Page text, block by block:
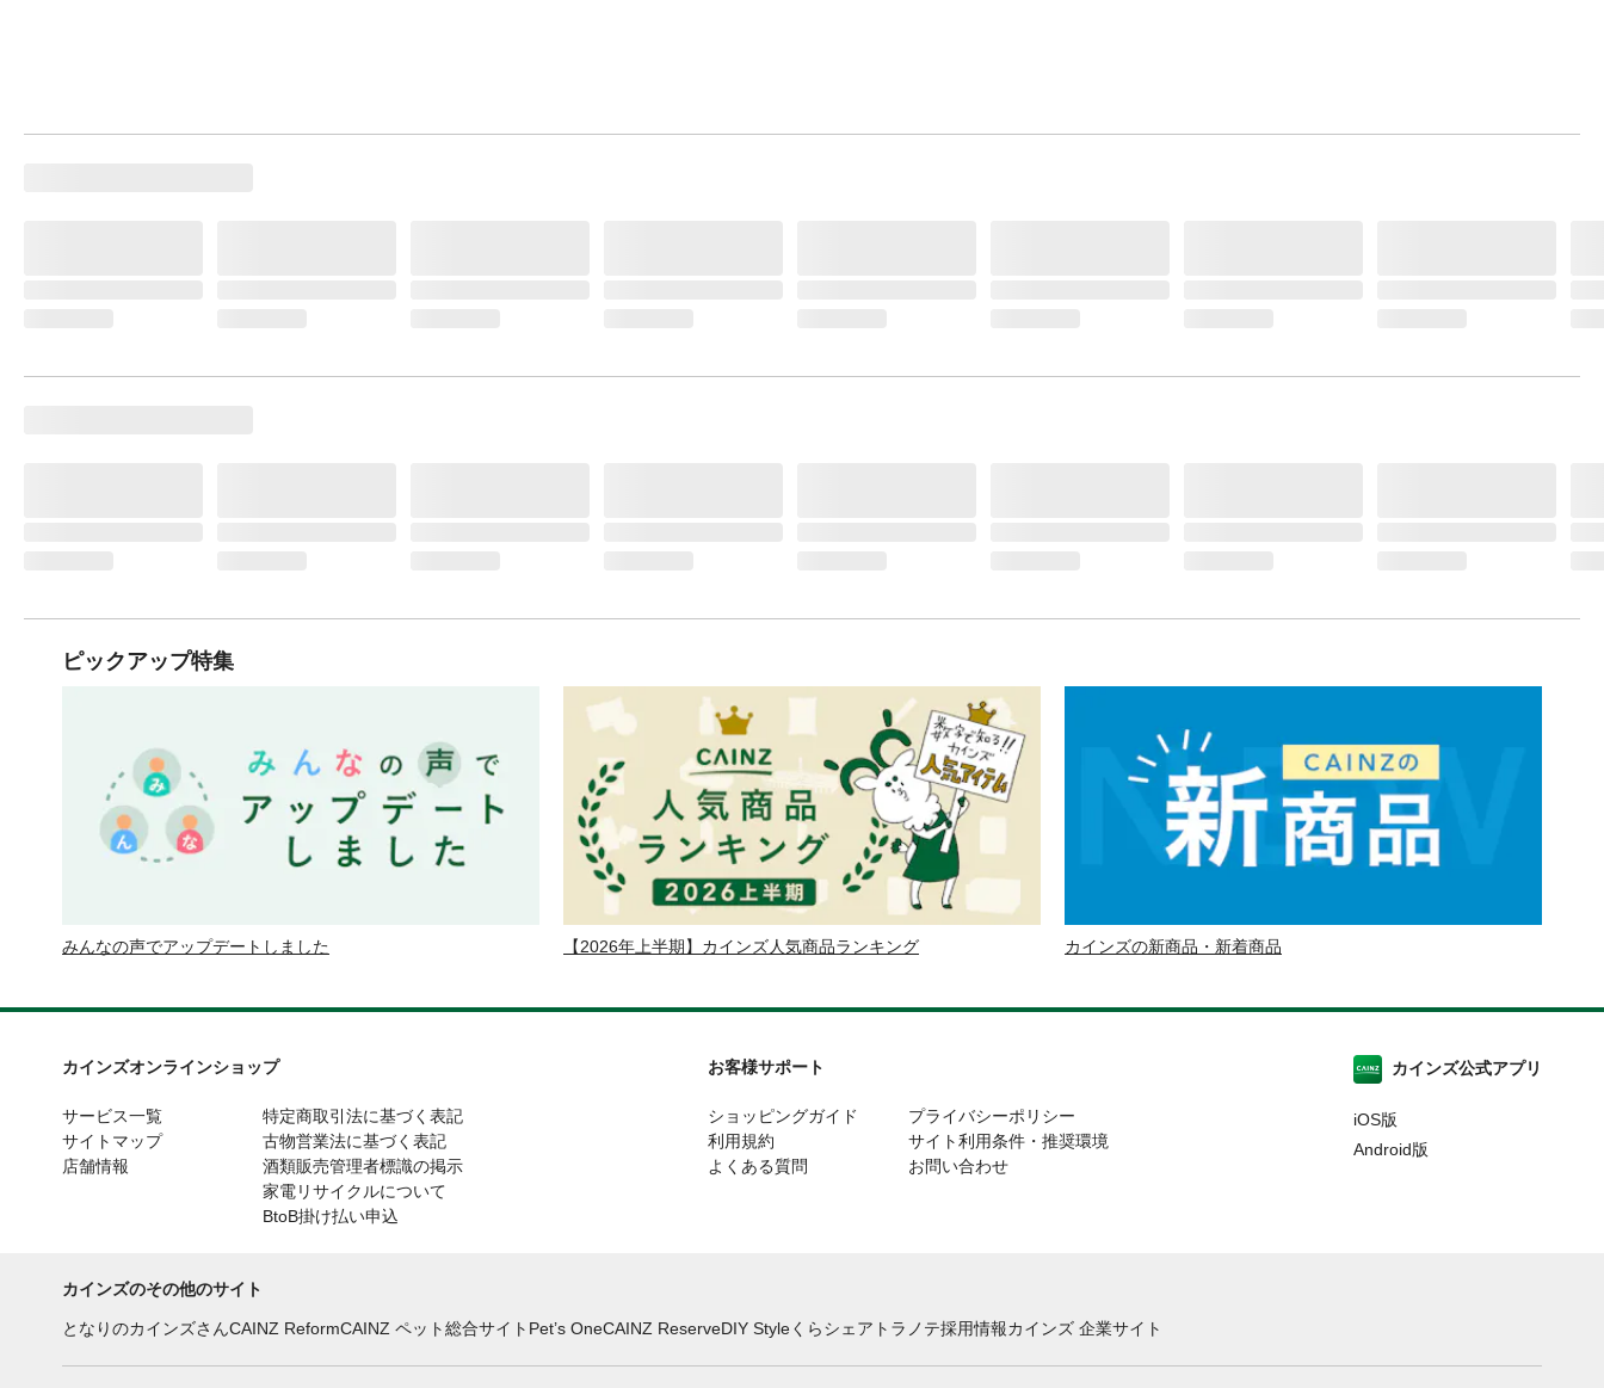
ピックアップ特集
みんなの声でアップデートしました 【2026年上半期】カインズ人気商品ランキング カインズの新商品・新着商品
カインズオンラインショップ
サービス一覧
サイトマップ
店舗情報
特定商取引法に基づく表記
古物営業法に基づく表記
酒類販売管理者標識の掲示
家電リサイクルについて
BtoB掛け払い申込
お客様サポート
ショッピングガイド
利用規約
よくある質問
プライバシーポリシー
サイト利用条件・推奨環境
お問い合わせ
カインズ公式アプリ
iOS版
Android版
カインズのその他のサイト
となりのカインズさんCAINZ ReformCAINZ ペット総合サイト Pet’s OneCAINZ ReserveDIY Styleくらシェア トラノテ採用情報カインズ 企業サイト